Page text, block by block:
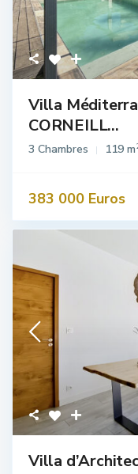
Villa
CORNEILL...
3 Chambres 119 m
383 000 Euros
Villa